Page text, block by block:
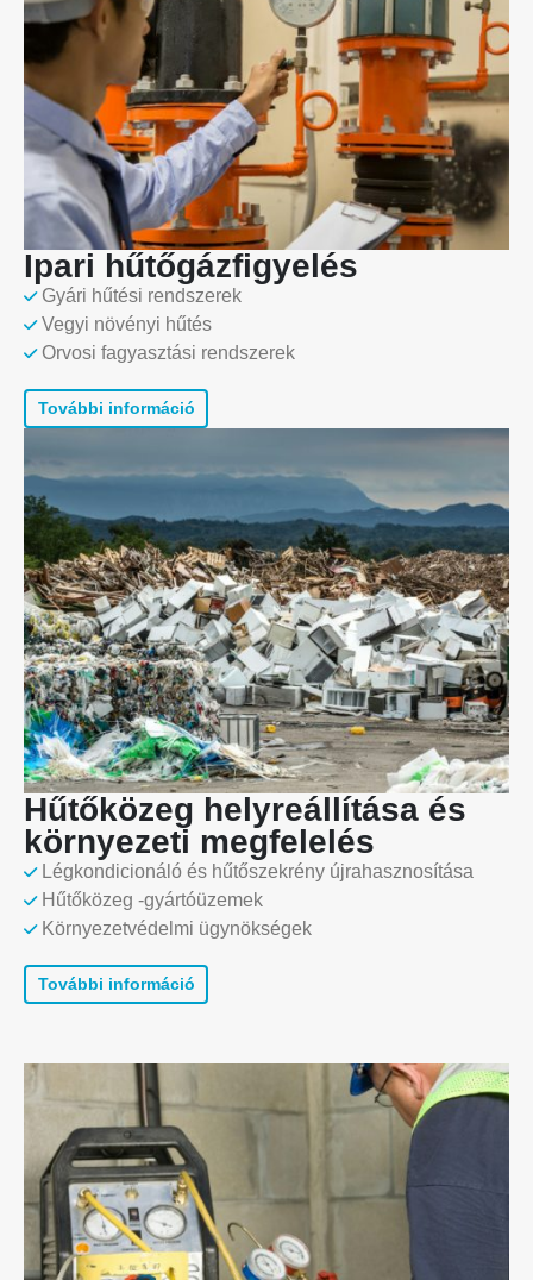
Ipari hűtőgázfigyelés
Gyári hűtési rendszerek
Vegyi növényi hűtés
Orvosi fagyasztási rendszerek
További információ
Hűtőközeg helyreállítása és
környezeti megfelelés
Légkondicionáló és hűtőszekrény újrahasznosítása
Hűtőközeg -gyártóüzemek
Környezetvédelmi ügynökségek
További információ